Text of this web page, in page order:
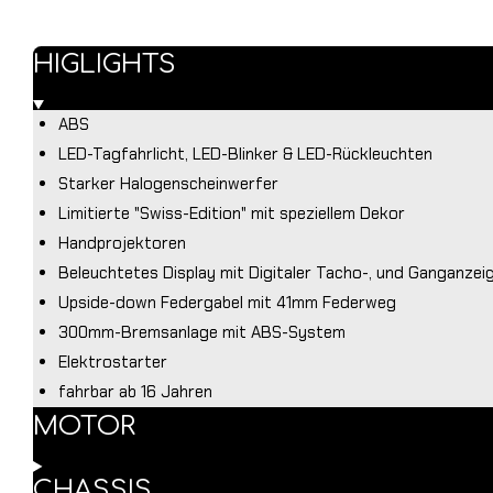
HIGLIGHTS
ABS
LED-Tagfahrlicht, LED-Blinker & LED-Rückleuchten
Starker Halogenscheinwerfer
Limitierte "Swiss-Edition" mit speziellem Dekor
Handprojektoren
Beleuchtetes Display mit Digitaler Tacho-, und
Upside-down Federgabel mit 41mm Federweg
300mm-Bremsanlage mit ABS-System
Elektrostarter
fahrbar ab 16 Jahren
MOTOR